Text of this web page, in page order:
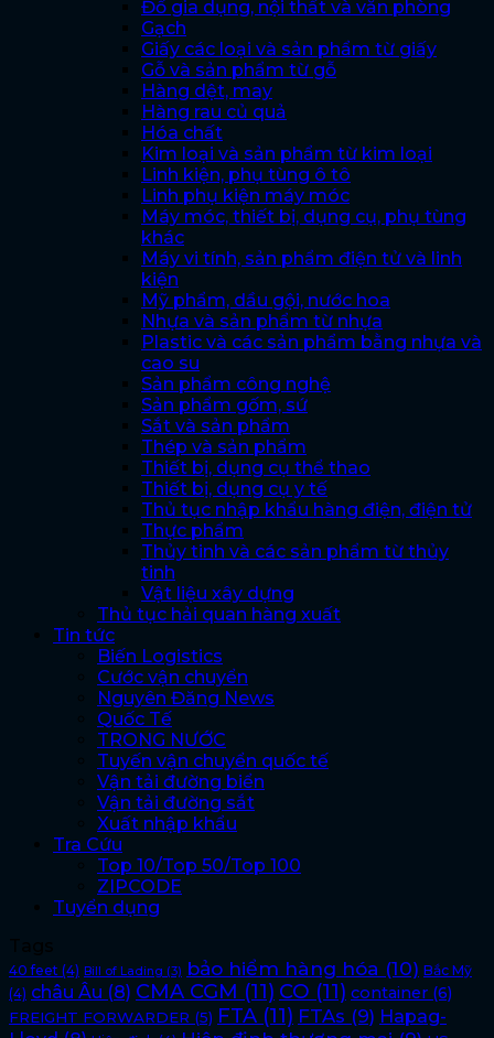
Đồ gia dụng, nội thất và văn phòng
Gạch
Giấy các loại và sản phẩm từ giấy
Gỗ và sản phẩm từ gỗ
Hàng dệt, may
Hàng rau củ quả
Hóa chất
Kim loại và sản phẩm từ kim loại
Linh kiện, phụ tùng ô tô
Linh phụ kiện máy móc
Máy móc, thiết bị, dụng cụ, phụ tùng
khác
Máy vi tính, sản phẩm điện tử và linh
kiện
Mỹ phẩm, dầu gội, nước hoa
Nhựa và sản phẩm từ nhựa
Plastic và các sản phẩm bằng nhựa và
cao su
Sản phẩm công nghệ
Sản phẩm gốm, sứ
Sắt và sản phẩm
Thép và sản phẩm
Thiết bị, dụng cụ thể thao
Thiết bị, dụng cụ y tế
Thủ tục nhập khẩu hàng điện, điện tử
Thực phẩm
Thủy tinh và các sản phẩm từ thủy
tinh
Vật liệu xây dựng
Thủ tục hải quan hàng xuất
Tin tức
Biến Logistics
Cước vận chuyển
Nguyên Đăng News
Quốc Tế
TRONG NƯỚC
Tuyến vận chuyển quốc tế
Vận tải đường biển
Vận tải đường sắt
Xuất nhập khẩu
Tra Cứu
Top 10/Top 50/Top 100
ZIPCODE
Tuyển dụng
40 feet (4) Bill of Lading (3) bảo hiểm hàng hóa (10) Bắc Mỹ
(4) châu Âu (8) CMA CGM (11) CO (11) container (6)
FREIGHT FORWARDER (5) FTA (11) FTAs (9) Hapag-